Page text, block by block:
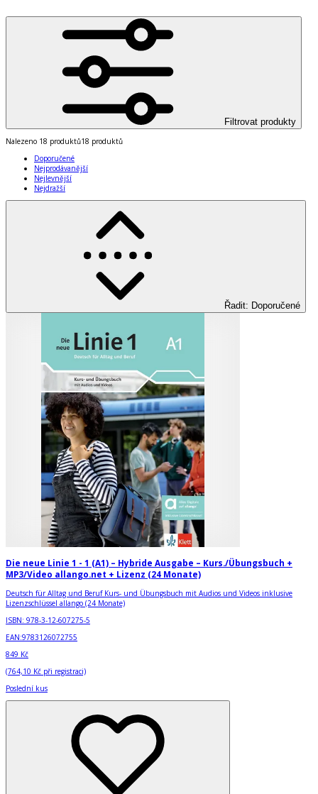
Filtrovat produkty
Nalezeno 18 produktů18 produktů
Doporučené
Nejprodávanější
Nejlevnější
Nejdražší
Řadit: Doporučené
Die neue Linie 1 - 1 (A1) – Hybride Ausgabe – Kurs./Übungsbuch +
MP3/Video allango.net + Lizenz (24 Monate)
Deutsch für Alltag und Beruf Kurs- und Übungsbuch mit Audios und Videos inklusive
Lizenzschlüssel allango (24 Monate)
ISBN: 978-3-12-607275-5
EAN:9783126072755
849 Kč
(764,10 Kč při registraci)
Poslední kus